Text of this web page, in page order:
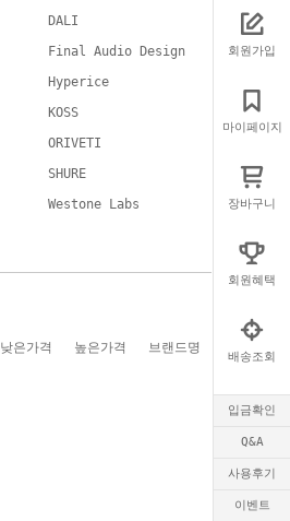
회원가입
마이페이지
장바구니
회원혜택
배송조회
입금확인
Q&A
사용후기
이벤트
DALI
Final Audio Design
Hyperice
KOSS
ORIVETI
SHURE
Westone Labs
낮은가격 높은가격 브랜드명